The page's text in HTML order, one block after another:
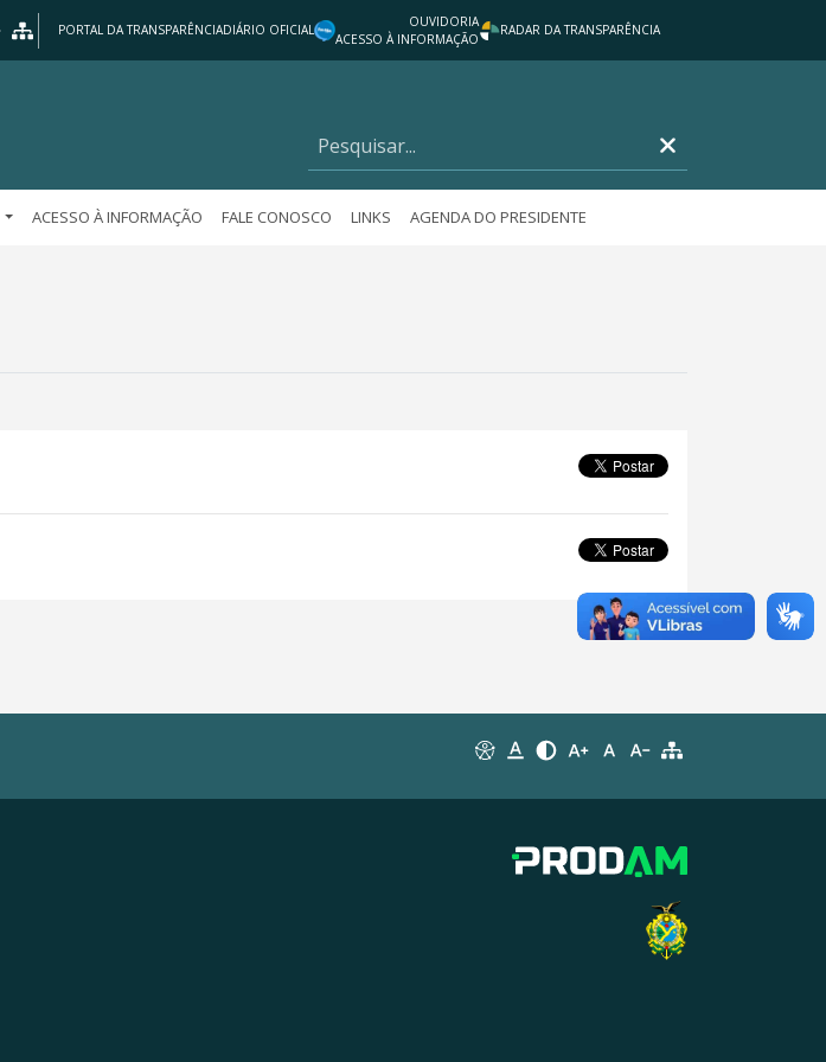
PORTAL DA TRANSPARÊNCIADIÁRIO OFICIAL
OUVIDORIA
ACESSO À INFORMAÇÃO
RADAR DA TRANSPARÊNCIA
ACESSO À INFORMAÇÃO FALE CONOSCO LINKS AGENDA DO PRESIDENTE